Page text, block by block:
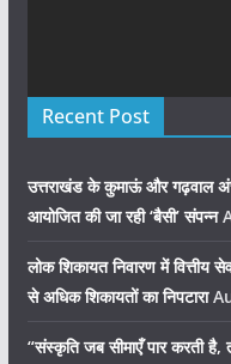
Recent Post
उत्तराखंड के कुमाऊं और गढ़वाल
आयोजित की जा रही ‘बैसी’ संपन्न
लोक शिकायत निवारण में वित्तीय
से अधिक शिकायतों का निपटारा
“संस्कृति जब सीमाएँ पार करती है,